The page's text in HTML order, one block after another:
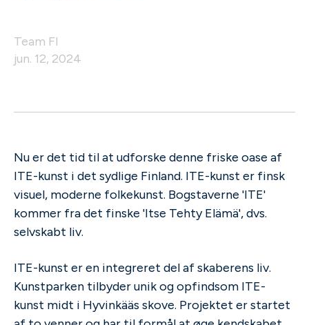
Team FI
jun. 12, 2024
Nu er det tid til at udforske denne friske oase af
ITE-kunst i det sydlige Finland. ITE-kunst er finsk
visuel, moderne folkekunst. Bogstaverne 'ITE'
kommer fra det finske 'Itse Tehty Elämä', dvs.
selvskabt liv.
ITE-kunst er en integreret del af skaberens liv.
Kunstparken tilbyder unik og opfindsom ITE-
kunst midt i Hyvinkääs skove. Projektet er startet